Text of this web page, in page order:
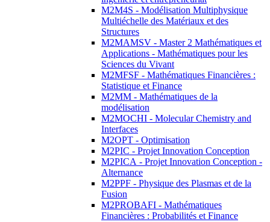
M2M4S - Modélisation Multiphysique
Multiéchelle des Matériaux et des
Structures
M2MAMSV - Master 2 Mathématiques et
Applications - Mathématiques pour les
Sciences du Vivant
M2MFSF - Mathématiques Financières :
Statistique et Finance
M2MM - Mathématiques de la
modélisation
M2MOCHI - Molecular Chemistry and
Interfaces
M2OPT - Optimisation
M2PIC - Projet Innovation Conception
M2PICA - Projet Innovation Conception -
Alternance
M2PPF - Physique des Plasmas et de la
Fusion
M2PROBAFI - Mathématiques
Financières : Probabilités et Finance